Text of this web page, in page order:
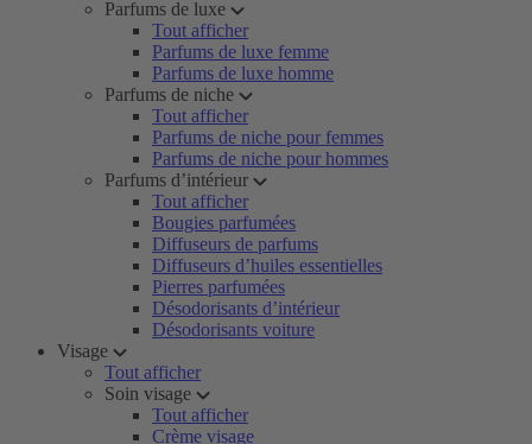
Parfums de luxe
Tout afficher
Parfums de luxe femme
Parfums de luxe homme
Parfums de niche
Tout afficher
Parfums de niche pour femmes
Parfums de niche pour hommes
Parfums d’intérieur
Tout afficher
Bougies parfumées
Diffuseurs de parfums
Diffuseurs d’huiles essentielles
Pierres parfumées
Désodorisants d’intérieur
Désodorisants voiture
Visage
Tout afficher
Soin visage
Tout afficher
Crème visage